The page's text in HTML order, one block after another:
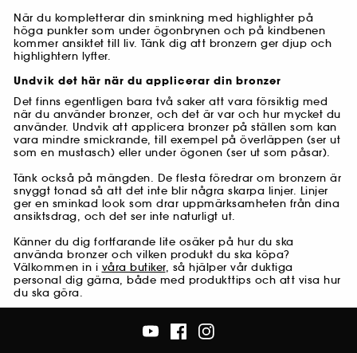
När du kompletterar din sminkning med highlighter på
höga punkter som under ögonbrynen och på kindbenen
kommer ansiktet till liv. Tänk dig att bronzern ger djup och
highlightern lyfter.
Undvik det här när du applicerar din bronzer
Det finns egentligen bara två saker att vara försiktig med
när du använder bronzer, och det är var och hur mycket du
använder. Undvik att applicera bronzer på ställen som kan
vara mindre smickrande, till exempel på överläppen (ser ut
som en mustasch) eller under ögonen (ser ut som påsar).
Tänk också på mängden. De flesta föredrar om bronzern är
snyggt tonad så att det inte blir några skarpa linjer. Linjer
ger en sminkad look som drar uppmärksamheten från dina
ansiktsdrag, och det ser inte naturligt ut.
Känner du dig fortfarande lite osäker på hur du ska
använda bronzer och vilken produkt du ska köpa?
Välkommen in i våra butiker, så hjälper vår duktiga
personal dig gärna, både med produkttips och att visa hur
du ska göra.